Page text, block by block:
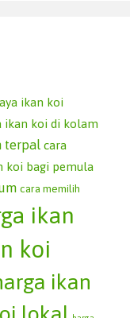
ikan koi
ikan koi di kolam
terpal cara
koi bagi pemula
cara memilih
ikan
koi
ikan